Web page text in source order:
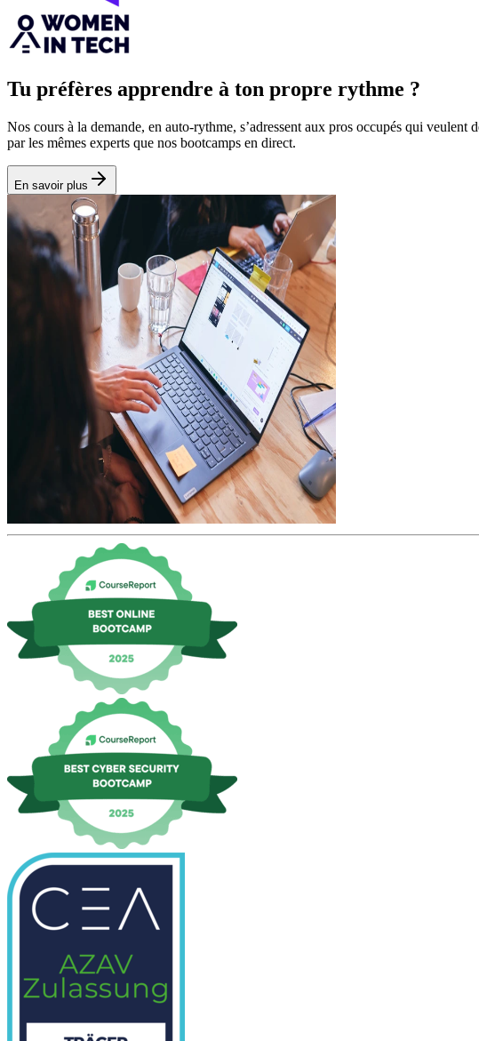
Tu préfères apprendre à ton propre rythme ?
Nos cours à la demande, en auto‑rythme, s’adressent aux pros occupés qui veulent
par les mêmes experts que nos bootcamps en direct.
En savoir plus